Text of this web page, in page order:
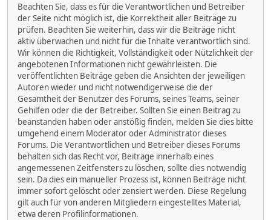
Beachten Sie, dass es für die Verantwortlichen und Betreiber
der Seite nicht möglich ist, die Korrektheit aller Beiträge zu
prüfen. Beachten Sie weiterhin, dass wir die Beiträge nicht
aktiv überwachen und nicht für die Inhalte verantwortlich sind.
Wir können die Richtigkeit, Vollständigkeit oder Nützlichkeit der
angebotenen Informationen nicht gewährleisten. Die
veröffentlichten Beiträge geben die Ansichten der jeweiligen
Autoren wieder und nicht notwendigerweise die der
Gesamtheit der Benutzer des Forums, seines Teams, seiner
Gehilfen oder die der Betreiber. Sollten Sie einen Beitrag zu
beanstanden haben oder anstößig finden, melden Sie dies bitte
umgehend einem Moderator oder Administrator dieses
Forums. Die Verantwortlichen und Betreiber dieses Forums
behalten sich das Recht vor, Beiträge innerhalb eines
angemessenen Zeitfensters zu löschen, sollte dies notwendig
sein. Da dies ein manueller Prozess ist, können Beiträge nicht
immer sofort gelöscht oder zensiert werden. Diese Regelung
gilt auch für von anderen Mitgliedern eingestelltes Material,
etwa deren Profilinformationen.